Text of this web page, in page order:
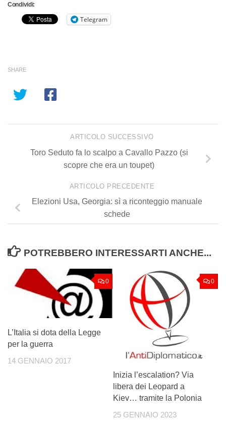
Condividi:
Telegram
SHARE
ARTICOLO SUCCESSIVO
Toro Seduto fa lo scalpo a Cavallo Pazzo (si
scopre che era un toupet)
ARTICOLO PRECEDENTE
Elezioni Usa, Georgia: sì a riconteggio manuale
schede
POTREBBERO INTERESSARTI ANCHE...
0
L’Italia si dota della Legge
per la guerra
14 GENNAIO 2017
0
Inizia l’escalation? Via
libera dei Leopard a
Kiev… tramite la Polonia
25 GENNAIO 2023